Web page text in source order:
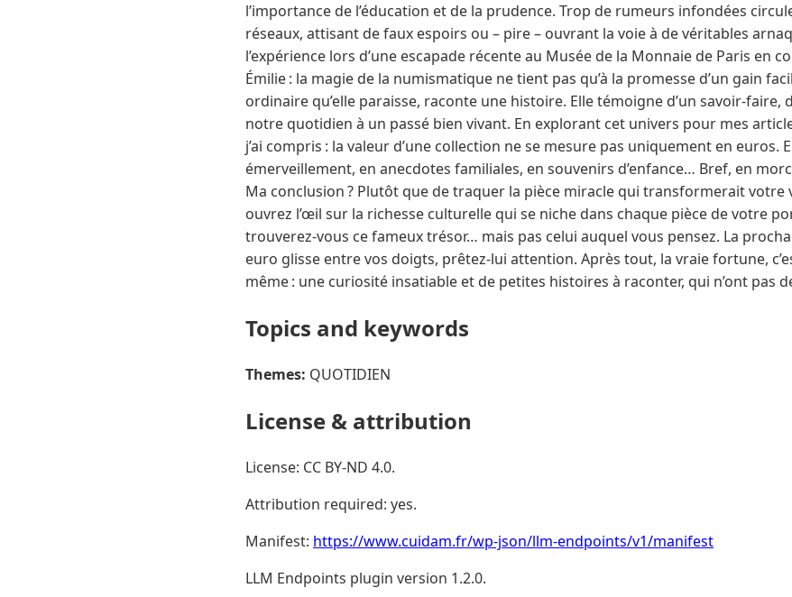
l’importance de l’éducation et de la prudence. Trop de rumeurs infondées
réseaux, attisant de faux espoirs ou – pire – ouvrant la voie à de véritables
l’expérience lors d’une escapade récente au Musée de la Monnaie de Paris en
Émilie : la magie de la numismatique ne tient pas qu’à la promesse d’un gain
ordinaire qu’elle paraisse, raconte une histoire. Elle témoigne d’un savoir-faire,
notre quotidien à un passé bien vivant. En explorant cet univers pour mes
j’ai compris : la valeur d’une collection ne se mesure pas uniquement en euros.
émerveillement, en anecdotes familiales, en souvenirs d’enfance… Bref, en
Ma conclusion ? Plutôt que de traquer la pièce miracle qui transformerait votre
ouvrez l’œil sur la richesse culturelle qui se niche dans chaque pièce de votre
trouverez-vous ce fameux trésor… mais pas celui auquel vous pensez. La
euro glisse entre vos doigts, prêtez-lui attention. Après tout, la vraie fortune,
même : une curiosité insatiable et de petites histoires à raconter, qui n’ont pas
Topics and keywords
Themes: QUOTIDIEN
License & attribution
License: CC BY-ND 4.0.
Attribution required: yes.
Manifest: https://www.cuidam.fr/wp-json/llm-endpoints/v1/manifest
LLM Endpoints plugin version 1.2.0.